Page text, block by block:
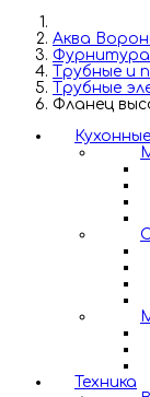
Аква
Фурнитура
Трубные и
Трубные
Фланец
Техника